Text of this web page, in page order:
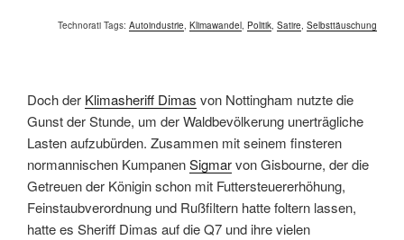
Technorati Tags: Autoindustrie, Klimawandel, Politik, Satire, Selbsttäuschung
Doch der Klimasheriff Dimas von Nottingham nutzte die
Gunst der Stunde, um der Waldbevölkerung unerträgliche
Lasten aufzubürden. Zusammen mit seinem finsteren
normannischen KumpanenSigmarvon Gisbourne, der die
Getreuen der Königin schon mit Futtersteuererhöhung,
Feinstaubverordnung und Rußfiltern hatte foltern lassen,
hatte es Sheriff Dimas auf die Q7 und ihre vielen